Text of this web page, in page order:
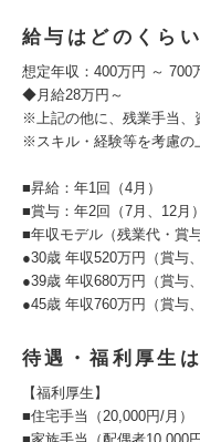
給与はどのくら
想定年収：400万円 ～ 700
◆月給28万円～
※上記の他に、残業手当、
※スキル・経験等を考慮の
■昇給：年1回（4月）
■賞与：年2回（7月、12月）
■年収モデル（残業代・賞与
●30歳 年収520万円（賞与
●39歳 年収680万円（賞与
●45歳 年収760万円（賞与
待遇・福利厚生は
【福利厚生】
■住宅手当（20,000円/月）